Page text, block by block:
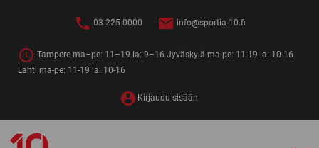
03 225 0000 info@sportia-10.fi
Tampere ma–pe: 11–19 la: 9–16 Jyväskylä ma-pe: 11-19 la: 10-16
Lahti ma-pe: 11-19 la: 10-16
Kirjaudu sisään
10